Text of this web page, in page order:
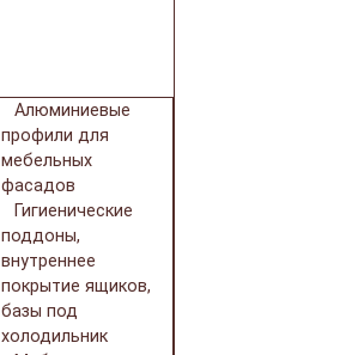
Алюминиевые
профили для
мебельных
фасадов
Гигиенические
поддоны,
внутреннее
покрытие ящиков,
базы под
холодильник